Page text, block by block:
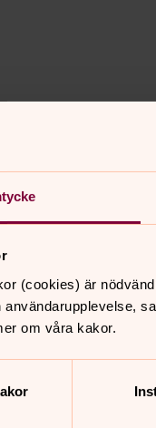
(cookies) är
användarupplevelse,
om våra kakor.
kakor för